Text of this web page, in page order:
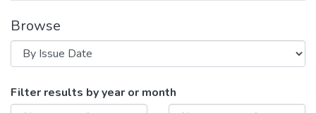
Browse
Browsing 022: Ч. 2: Суспільні науки by
Filter results by year or month